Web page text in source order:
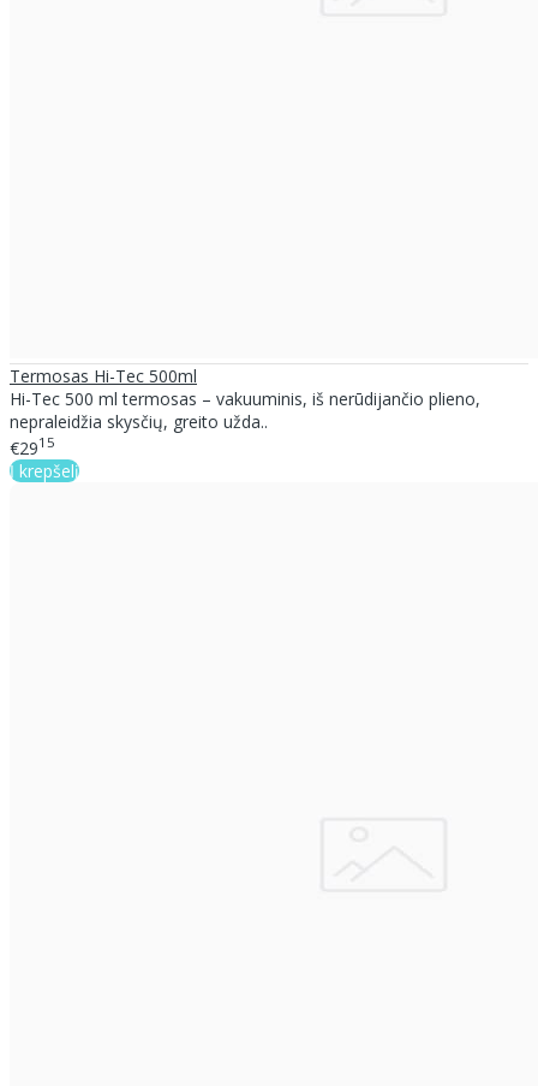
Termosas Hi-Tec 500ml
Hi-Tec 500 ml termosas – vakuuminis, iš nerūdijančio plieno,
nepraleidžia skysčių, greito užda..
€2915
Į krepšelį